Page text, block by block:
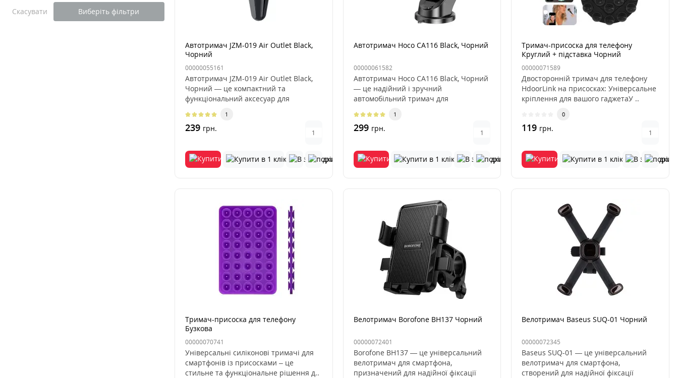
Скасувати Виберіть фільтри
Автотримач JZM-019 Air Outlet Black,
Чорний
00000055161
Автотримач JZM-019 Air Outlet Black,
Чорний — це компактний та
функціональний аксесуар для
1
239 грн.
Автотримач Hoco CA116 Black, Чорний
00000061582
Автотримач Hoco CA116 Black, Чорний
— це надійний і зручний
автомобільний тримач для
1
299 грн.
Тримач-присоска для телефону
Круглий + підставка Чорний
00000071589
Двосторонній тримач для телефону
HdoorLink на присосках: Універсальне
кріплення для вашого гаджетаУ ..
0
119 грн.
Тримач-присоска для телефону
Бузкова
00000070741
Універсальні силіконові тримачі для
смартфонів із присосками – це
стильне та функціональне рішення д..
Велотримач Borofone BH137 Чорний
00000072401
Borofone BH137 — це універсальний
велотримач для смартфона,
призначений для надійної фіксації
Велотримач Baseus SUQ-01 Чорний
00000072345
Baseus SUQ-01 — це універсальний
велотримач для смартфона,
створений для надійної фіксації